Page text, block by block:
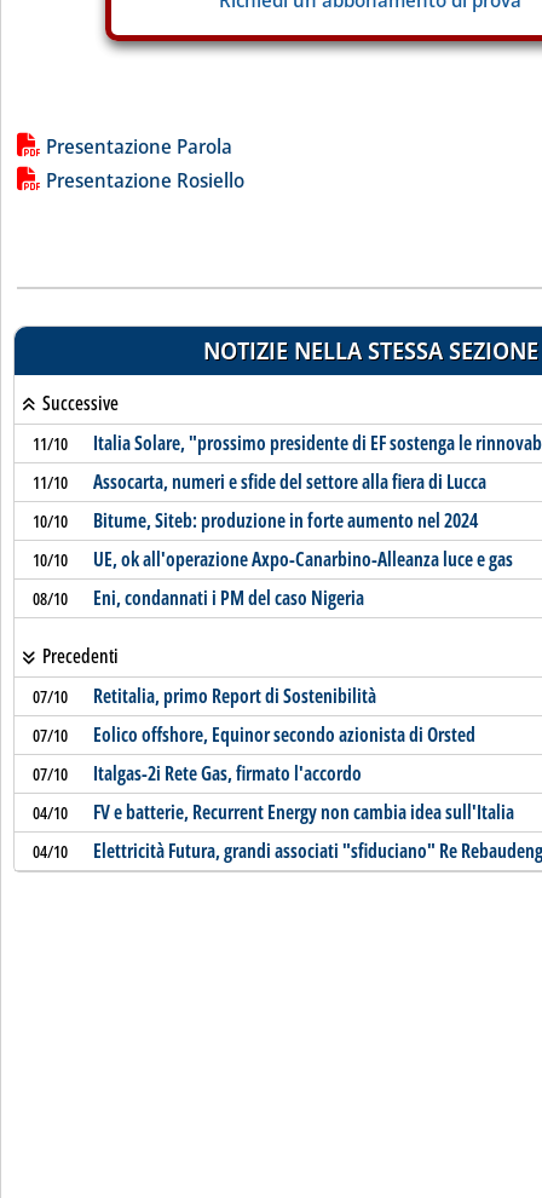
Lista allegati PDF alla notizia
Presentazione Parola
Presentazione Rosiello
NOTIZIE NELLA STESSA SEZIONE
Successive
11/10 Italia Solare, "prossimo presidente di EF sostenga le
11/10 Assocarta, numeri e sfide del settore alla fiera di Lucca
10/10 Bitume, Siteb: produzione in forte aumento nel 2024
10/10 UE, ok all'operazione Axpo-Canarbino-Alleanza luce e gas
08/10 Eni, condannati i PM del caso Nigeria
Precedenti
07/10 Retitalia, primo Report di Sostenibilità
07/10 Eolico offshore, Equinor secondo azionista di Orsted
07/10 Italgas-2i Rete Gas, firmato l'accordo
04/10 FV e batterie, Recurrent Energy non cambia idea sull'Italia
04/10 Elettricità Futura, grandi associati "sfiduciano" Re